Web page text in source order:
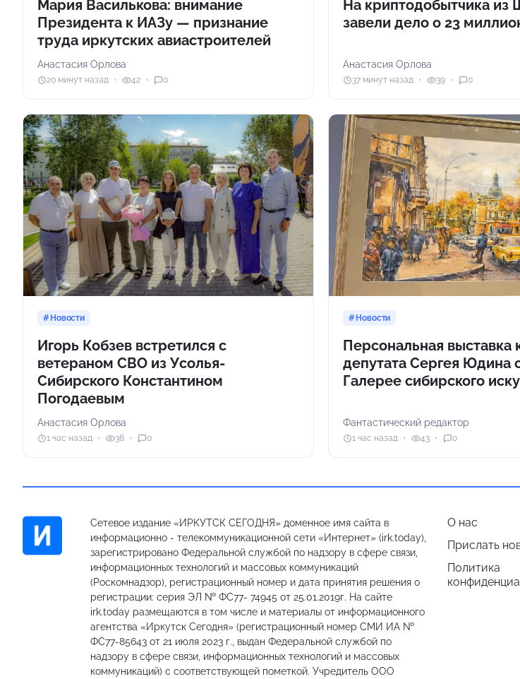
Мария Василькова: внимание
Президента к ИАЗу — признание
труда иркутских авиастроителей
Анастасия Орлова
20 минут назад 42 0
На криптодобытчика из
завели дело о 23
Анастасия Орлова
37 минут назад 39 0
Новости
Игорь Кобзев встретился с
ветераном СВО из Усолья-
Сибирского Константином
Погодаевым
Анастасия Орлова
1 час назад 38 0
Новости
Персональная выставка
депутата Сергея Юдина
Галерее сибирского
Фантастический редактор
1 час назад 43 0
Сетевое издание «ИРКУТСК СЕГОДНЯ» доменное имя сайта в
информационно - телекоммуникационной сети «Интернет» (irk.today),
зарегистрировано Федеральной службой по надзору в сфере связи,
информационных технологий и массовых коммуникаций
(Роскомнадзор), регистрационный номер и дата принятия решения о
регистрации: серия ЭЛ № ФС77- 74945 от 25.01.2019г. На сайте
irk.today размещаются в том числе и материалы от информационного
агентства «Иркутск Сегодня» (регистрационный номер СМИ ИА №
ФС77-85643 от 21 июля 2023 г., выдан Федеральной службой по
надзору в сфере связи, информационных технологий и массовых
коммуникаций) с соответствующей пометкой. Учредитель ООО
О нас
Прислать
Политика